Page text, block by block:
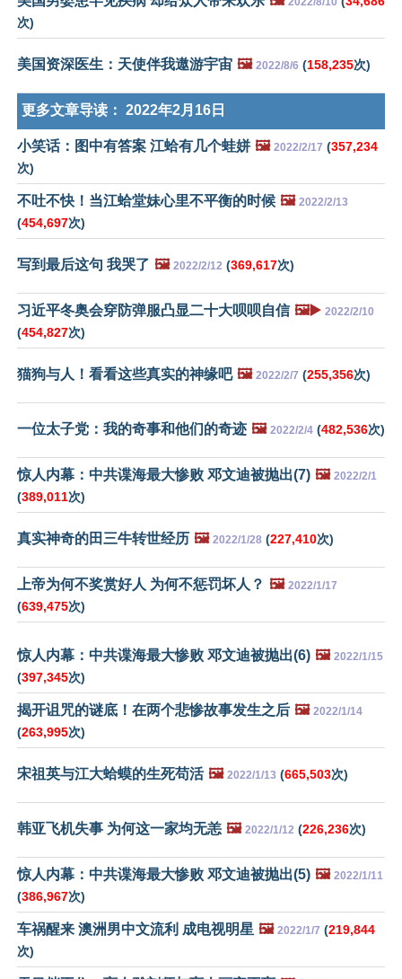
次)
美国资深医生：天使伴我遨游宇宙 🖼️ 2022/8/6 (158,235次)
更多文章导读： 2022年2月16日
小笑话：图中有答案 江蛤有几个蛙姘 🖼️ 2022/2/17 (357,234
次)
不吐不快！当江蛤堂妹心里不平衡的时候 🖼️ 2022/2/13
(454,697次)
写到最后这句 我哭了 🖼️ 2022/2/12 (369,617次)
习近平冬奥会穿防弹服凸显二十大呗呗自信 🖼️▶️ 2022/2/10
(454,827次)
猫狗与人！看看这些真实的神缘吧 🖼️ 2022/2/7 (255,356次)
一位太子党：我的奇事和他们的奇迹 🖼️ 2022/2/4 (482,536次)
惊人内幕：中共谍海最大惨败 邓文迪被抛出(7) 🖼️ 2022/2/1
(389,011次)
真实神奇的田三牛转世经历 🖼️ 2022/1/28 (227,410次)
上帝为何不奖赏好人 为何不惩罚坏人？ 🖼️ 2022/1/17
(639,475次)
惊人内幕：中共谍海最大惨败 邓文迪被抛出(6) 🖼️ 2022/1/15
(397,345次)
揭开诅咒的谜底！在两个悲惨故事发生之后 🖼️ 2022/1/14
(263,995次)
宋祖英与江大蛤蟆的生死苟活 🖼️ 2022/1/13 (665,503次)
韩亚飞机失事 为何这一家均无恙 🖼️ 2022/1/12 (226,236次)
惊人内幕：中共谍海最大惨败 邓文迪被抛出(5) 🖼️ 2022/1/11
(386,967次)
车祸醒来 澳洲男中文流利 成电视明星 🖼️ 2022/1/7 (219,844
次)